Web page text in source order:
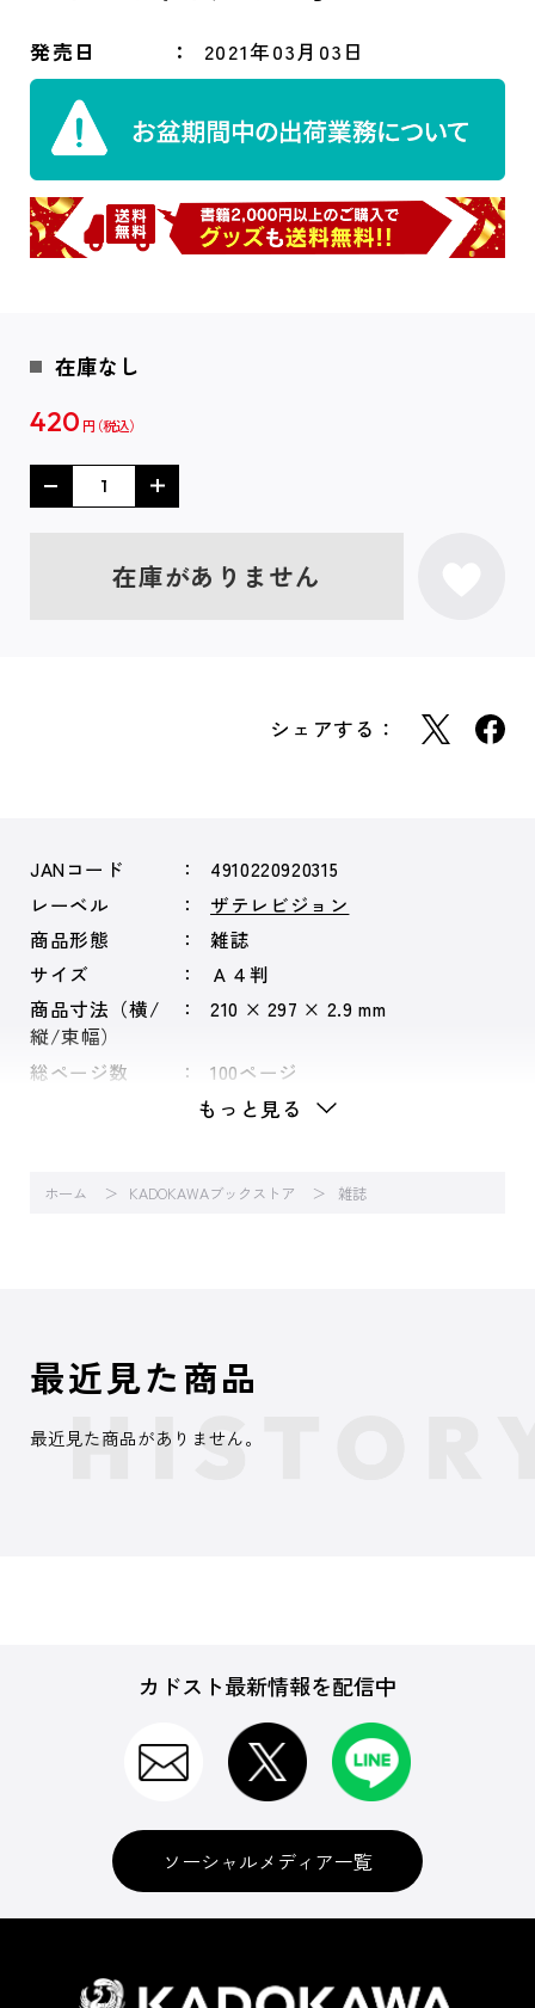
発売日 2021年03月03日
在庫なし
420 円
在庫がありません
シェアする：
JANコード
4910220920315
レーベル
ザテレビジョン
商品形態
雑誌
サイズ
Ａ４判
商品寸法（横/
縦/束幅）
210 × 297 × 2.9 mm
総ページ数 100ページ
もっと見る
ホーム KADOKAWAブックストア 雑誌
最近見た商品
最近見た商品がありません。
カドスト最新情報を配信中
ソーシャルメディア一覧